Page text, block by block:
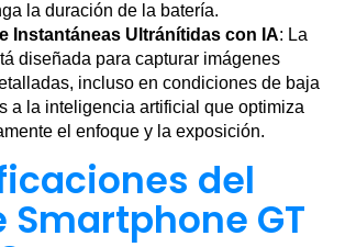
la duración de la batería.
Instantáneas Ultránítidas con IA: La
diseñada para capturar imágenes
incluso en condiciones de baja
a la inteligencia artificial que optimiza
el enfoque y la exposición.
del
Smartphone GT